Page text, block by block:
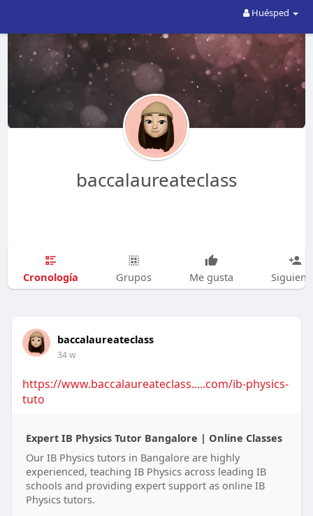
Huésped
baccalaureateclass
Cronología Grupos Me gusta
baccalaureateclass
34 w
https://www.baccalaureateclass.....com/ib-physics-
tuto
Expert IB Physics Tutor Bangalore | Online Classes
Our IB Physics tutors in Bangalore are highly
experienced, teaching IB Physics across leading IB
schools and providing expert support as online IB
Physics tutors.